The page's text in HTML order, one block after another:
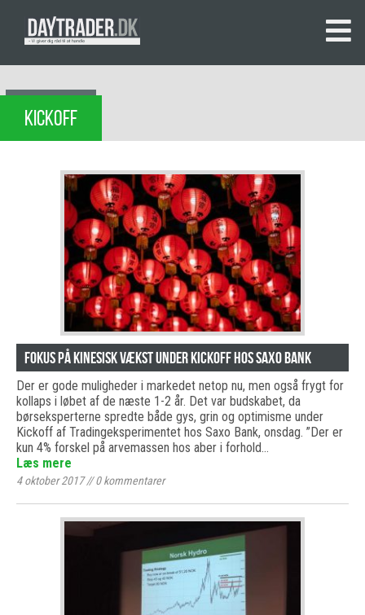
KICKOFF
Fokus på kinesisk vækst under Kickoff hos Saxo Bank
Der er gode muligheder i markedet netop nu, men også frygt for
kollaps i løbet af de næste 1-2 år. Det var budskabet, da
børseksperterne spredte både gys, grin og optimisme under
Kickoff af Tradingeksperimentet hos Saxo Bank, onsdag. ”Der er
kun 4% forskel på arvemassen hos aber i forhold…
Læs mere
4 oktober 2017//0kommentarer